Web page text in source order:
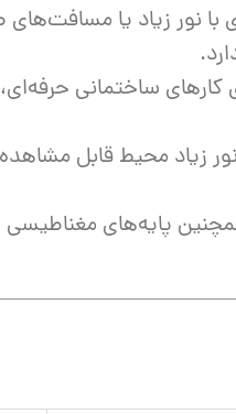
با نور زیاد یا
ساختمانی
نور زیاد محیط قابل
پایه‌های مغناطیسی